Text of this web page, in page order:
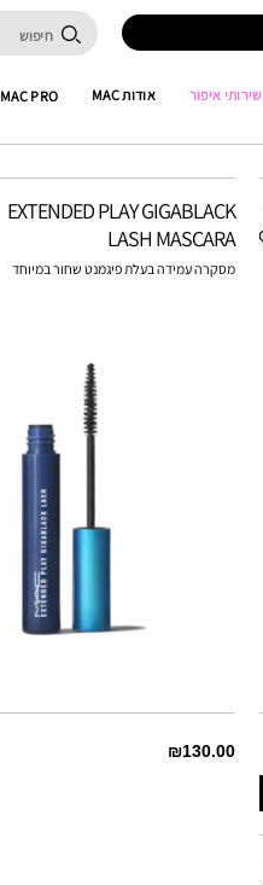
שירותי איפור אודות MAC MAC PRO
EXTENDED PLAY GIGABLACK
LASH MASCARA
מסקרה עמידה בעלת פיגמנט שחור במיוחד
₪130.00